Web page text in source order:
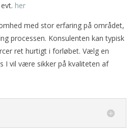
her
med stor erfaring på området,
processen. Konsulenten kan typisk
ret hurtigt i forløbet. Vælg en
I vil være sikker på kvaliteten af